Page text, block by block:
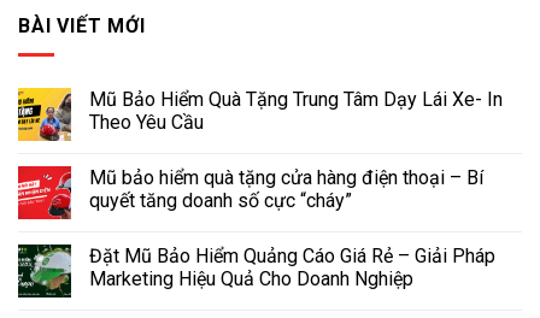
BÀI VIẾT MỚI
Mũ Bảo Hiểm Quà Tặng Trung Tâm Dạy Lái Xe- In
Theo Yêu Cầu
Mũ bảo hiểm quà tặng cửa hàng điện thoại – Bí
quyết tăng doanh số cực “cháy”
Đặt Mũ Bảo Hiểm Quảng Cáo Giá Rẻ – Giải Pháp
Marketing Hiệu Quả Cho Doanh Nghiệp